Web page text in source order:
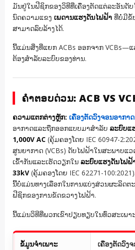
ມັນຢູ່ໃນຟີຊິກຂອງວິທີທີ່ເຄື່ອງຕັດແຕ່ລະອັນດັ
ນົດຄວາມແຂງ ເພດານແຮງດັນໄຟຟ້າ ທີ່ບໍ່ມີຂໍ້
ສາມາດລົບລ້າງໄດ້.
ນີ້ແມ່ນສິ່ງທີ່ແຍກ ACBs ອອກຈາກ VCBs—
ຕ້ອງສໍາລັບລະບົບຂອງທ່ານ.
ຄໍາຕອບດ່ວນ: ACB VS
ຄວາມແຕກຕ່າງຫຼັກ: ເຄື່ອງຕັດວົງຈອນອາກາ
ອາກາດແລະຖືກອອກແບບມາສໍາລັບ ລະບົບແ
1,000V AC (ຄຸ້ມຄອງໂດຍ IEC 60947-
ສູນຍາກາດ (VCBs) ດັບໄຟຟ້າໃນສະພາບແ
ເຂົ້າກັນແລະເຮັດວຽກໃນ ລະບົບແຮງດັນໄຟຟ້
33kV (ຄຸ້ມຄອງໂດຍ IEC 62271-
ນີ້ບໍ່ແມ່ນທາງເລືອກໃນການແບ່ງສ່ວນຜະລິດ
ຟີຊິກຂອງການຂັດຂວາງໄຟຟ້າ.
ນີ້ແມ່ນວິທີທີ່ພວກເຂົາປຽບທຽບໃນທົ່ວສະເພາ
ຂໍ້ມູນຈໍາເພາະ
ເຄື່ອງຕັດວົງ